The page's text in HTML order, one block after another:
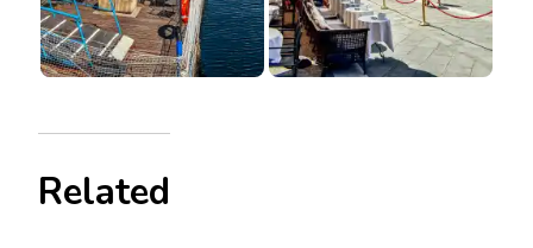
Related